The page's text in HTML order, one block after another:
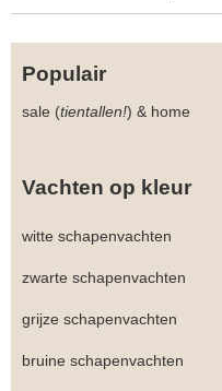
Populair
sale (tientallen!) & home
Vachten op kleur
witte schapenvachten
zwarte schapenvachten
grijze schapenvachten
bruine schapenvachten